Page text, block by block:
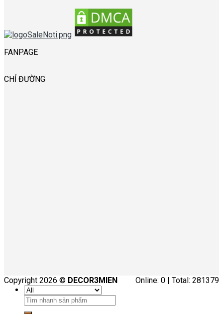
FANPAGE
CHỈ ĐƯỜNG
Online: 0 | Total: 281379
Copyright 2026 © DECOR3MIEN
Tìm
kiếm: